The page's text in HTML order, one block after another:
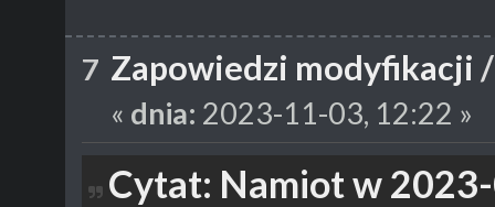
7 Zapowiedzi modyfikacji
« dnia: 2023-11-03, 12:22 »
Cytat: Namiot w